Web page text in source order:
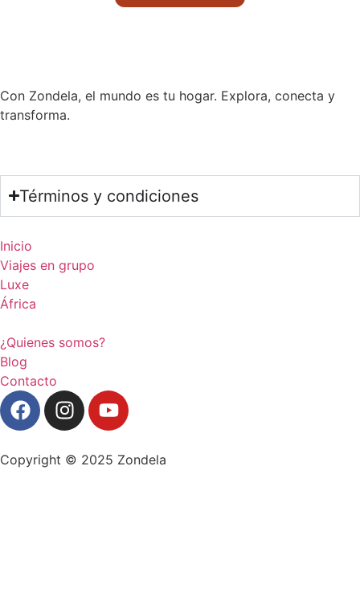
Con Zondela, el mundo es tu hogar. Explora, conecta y
transforma.
Términos y condiciones
Inicio
Viajes en grupo
Luxe
África
¿Quienes somos?
Blog
Contacto
Copyright © 2025 Zondela